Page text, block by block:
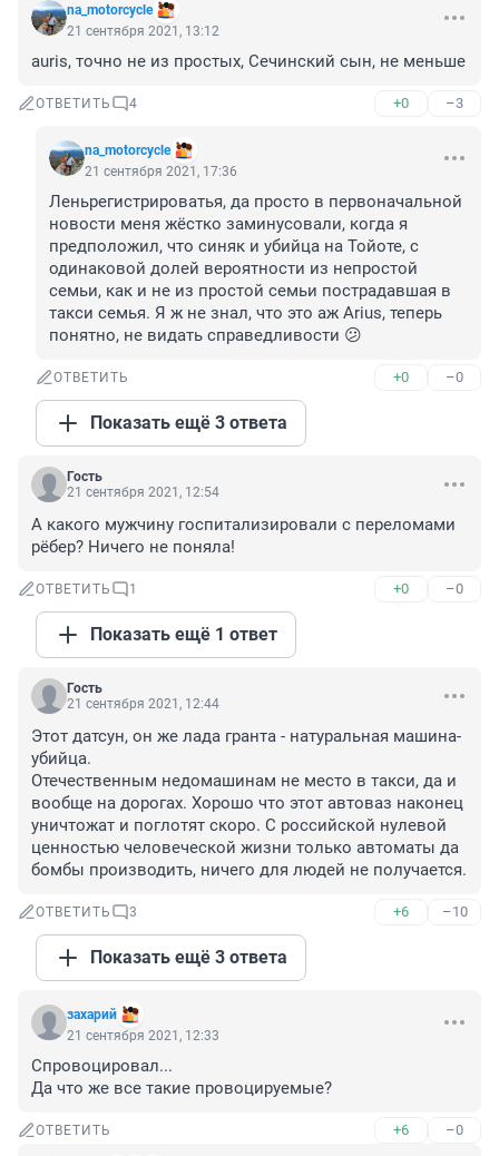
na_motorcycle
21 сентября 2021, 13:12
auris, точно не из простых, Сечинский сын, не меньше
ОТВЕТИТЬ 4 +0 –3
na_motorcycle
21 сентября 2021, 17:36
Леньрегистрироватья, да просто в первоначальной
новости меня жёстко заминусовали, когда я
предположил, что синяк и убийца на Тойоте, с
одинаковой долей вероятности из непростой
семьи, как и не из простой семьи пострадавшая в
такси семья. Я ж не знал, что это аж Arius, теперь
понятно, не видать справедливости 😕
ОТВЕТИТЬ +0 –0
Показать ещё 3 ответа
Гость
21 сентября 2021, 12:54
А какого мужчину госпитализировали с переломами
рёбер? Ничего не поняла!
ОТВЕТИТЬ 1 +0 –0
Показать ещё 1 ответ
Гость
21 сентября 2021, 12:44
Этот датсун, он же лада гранта - натуральная машина-
убийца.
Отечественным недомашинам не место в такси, да и
вообще на дорогах. Хорошо что этот автоваз наконец
уничтожат и поглотят скоро. С российской нулевой
ценностью человеческой жизни только автоматы да
бомбы производить, ничего для людей не получается.
ОТВЕТИТЬ 3 +6 –10
Показать ещё 3 ответа
захарий
21 сентября 2021, 12:33
Спровоцировал...
Да что же все такие провоцируемые?
ОТВЕТИТЬ +6 –0